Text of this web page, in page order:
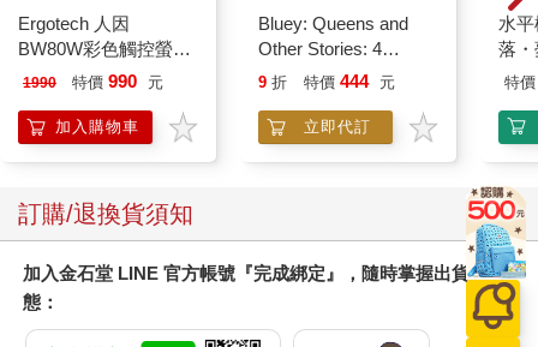
Ergotech 人因
BW80W彩色觸控螢幕
ANC降噪藍牙耳機
1990 特價 990 元
加入購物車
Bluey: Queens and
Other Stories: 4
Stories in 1 Book.
9 折 特價 444 元
立即代訂
水
落
特價
訂購/退換貨須知
加入金石堂 LINE 官方帳號『完成綁定』，隨時掌握出貨動
態：